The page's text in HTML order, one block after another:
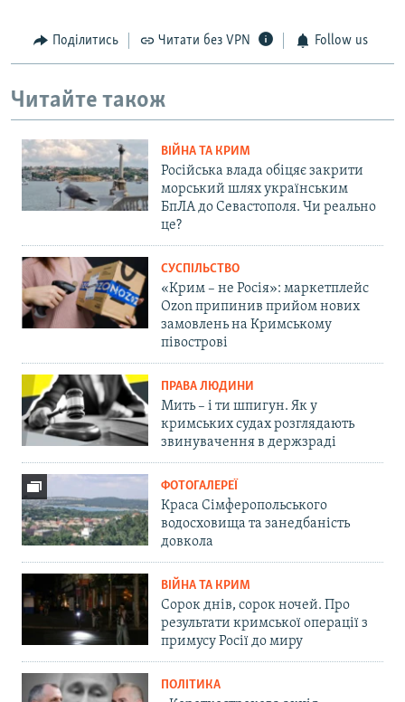
Поділитись Читати без VPN Follow us
Читайте також
ВІЙНА ТА КРИМ
Російська влада обіцяє закрити
морський шлях українським
БпЛА до Севастополя. Чи реально
це?
СУСПІЛЬСТВО
«Крим – не Росія»: маркетплейс
Ozon припинив прийом нових
замовлень на Кримському
півострові
ПРАВА ЛЮДИНИ
Мить – і ти шпигун. Як у
кримських судах розглядають
звинувачення в держзраді
ФОТОГАЛЕРЕЇ
Краса Сімферопольського
водосховища та занедбаність
довкола
ВІЙНА ТА КРИМ
Сорок днів, сорок ночей. Про
результати кримської операції з
примусу Росії до миру
ПОЛІТИКА